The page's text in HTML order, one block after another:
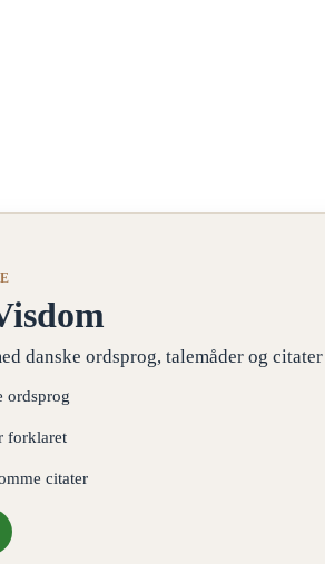
danske ordsprog, talemåder og
ordsprog
forklaret
citater